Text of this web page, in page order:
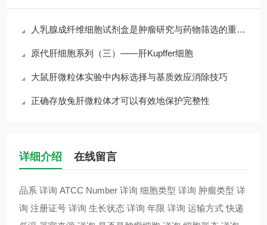
人乳腺成纤维细胞试剂盒是肿瘤研究与药物筛选的重要工具
原代肝细胞系列（三）——肝Kupffer细胞
大鼠肝微粒体实验中内标选择与基质效应消除技巧
正确存放兔肝微粒体才可以有效地保护完整性
详细介绍 在线留言
品系 详询 ATCC Number 详询 细胞类型 详询 肿瘤类型 详
询 注册证号 详询 生长状态 详询 年限 详询 运输方式 快递